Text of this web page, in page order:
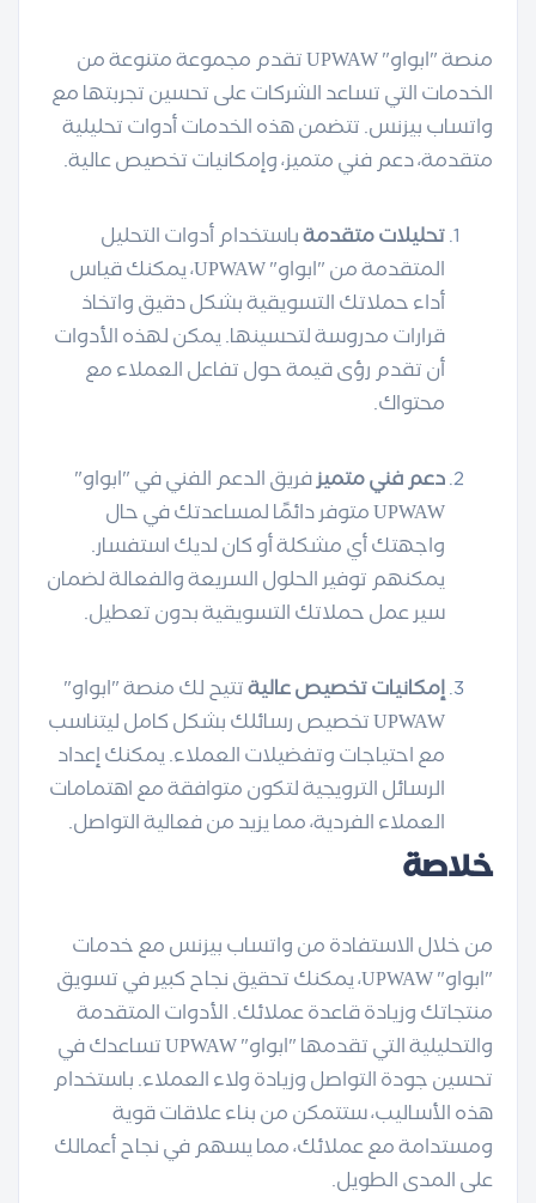
منصة "ابواو" UPWAW تقدم مجموعة متنوعة من
الخدمات التي تساعد الشركات على تحسين تجربتها مع
واتساب بيزنس. تتضمن هذه الخدمات أدوات تحليلية
متقدمة، دعم فني متميز، وإمكانيات تخصيص عالية.
تحليلات متقدمةباستخدام أدوات التحليل
المتقدمة من "ابواو" UPWAW، يمكنك قياس
أداء حملاتك التسويقية بشكل دقيق واتخاذ
قرارات مدروسة لتحسينها. يمكن لهذه الأدوات
أن تقدم رؤى قيمة حول تفاعل العملاء مع
محتواك.
دعم فني متميزفريق الدعم الفني في "ابواو"
UPWAW متوفر دائمًا لمساعدتك في حال
واجهتك أي مشكلة أو كان لديك استفسار.
يمكنهم توفير الحلول السريعة والفعالة لضمان
سير عمل حملاتك التسويقية بدون تعطيل.
إمكانيات تخصيص عاليةتتيح لك منصة "ابواو"
UPWAW تخصيص رسائلك بشكل كامل ليتناسب
مع احتياجات وتفضيلات العملاء. يمكنك إعداد
الرسائل الترويجية لتكون متوافقة مع اهتمامات
العملاء الفردية، مما يزيد من فعالية التواصل.
خلاصة
من خلال الاستفادة من واتساب بيزنس مع خدمات
"ابواو" UPWAW، يمكنك تحقيق نجاح كبير في تسويق
منتجاتك وزيادة قاعدة عملائك. الأدوات المتقدمة
والتحليلية التي تقدمها "ابواو" UPWAW تساعدك في
تحسين جودة التواصل وزيادة ولاء العملاء. باستخدام
هذه الأساليب، ستتمكن من بناء علاقات قوية
ومستدامة مع عملائك، مما يسهم في نجاح أعمالك
على المدى الطويل.